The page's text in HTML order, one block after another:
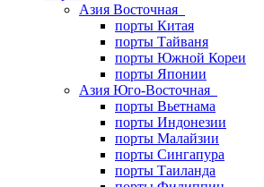
Азия Восточная
порты Китая
порты Тайваня
порты Южной Кореи
порты Японии
Азия Юго-Восточная
порты Вьетнама
порты Индонезии
порты Малайзии
порты Сингапура
порты Таиланда